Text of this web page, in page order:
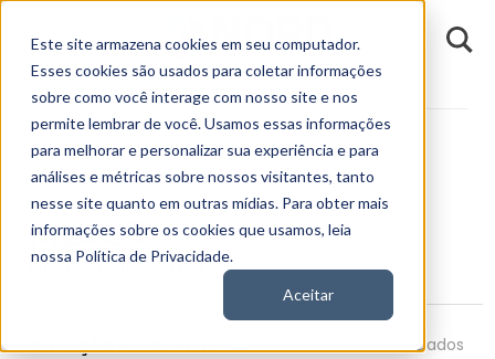
Este site armazena cookies em seu computador.
Esses cookies são usados para coletar informações
sobre como você interage com nosso site e nos
permite lembrar de você. Usamos essas informações
para melhorar e personalizar sua experiência e para
análises e métricas sobre nossos visitantes, tanto
nesse site quanto em outras mídias. Para obter mais
informações sobre os cookies que usamos, leia
nossa Política de Privacidade.
Aceitar
Fundamentos MLAS3
MLAS3
Multilaser Industrial S.A.
COTAÇÃO MLAS3 HOJE